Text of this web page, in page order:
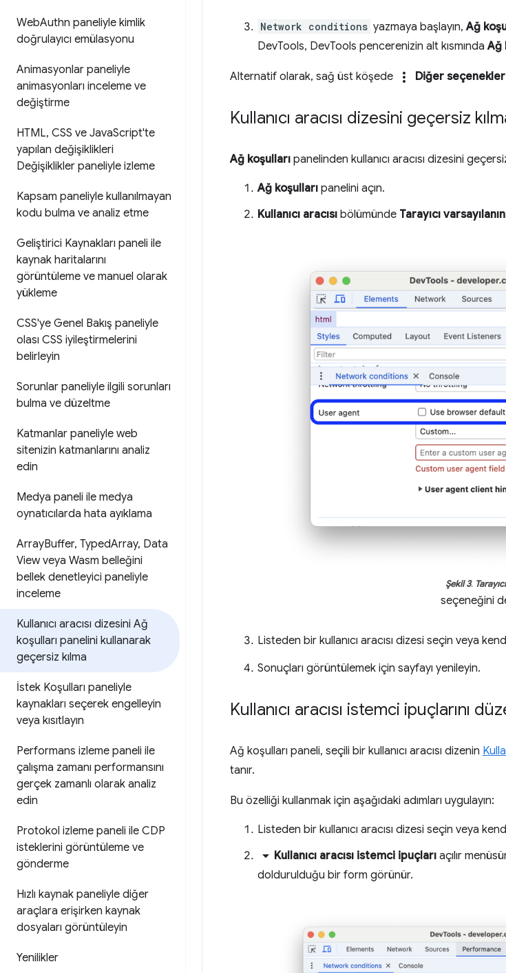
WebAuthn paneliyle kimlik
doğrulayıcı emülasyonu
Animasyonlar paneliyle
animasyonları inceleme ve
değiştirme
HTML, CSS ve JavaScript'te
yapılan değişiklikleri
Değişiklikler paneliyle izleme
Kapsam paneliyle kullanılmayan
kodu bulma ve analiz etme
Geliştirici Kaynakları paneli ile
kaynak haritalarını
görüntüleme ve manuel olarak
yükleme
CSS'ye Genel Bakış paneliyle
olası CSS iyileştirmelerini
belirleyin
Sorunlar paneliyle ilgili sorunları
bulma ve düzeltme
Katmanlar paneliyle web
sitenizin katmanlarını analiz
edin
Medya paneli ile medya
oynatıcılarda hata ayıklama
ArrayBuffer, TypedArray, Data
View veya Wasm belleğini
bellek denetleyici paneliyle
inceleme
Kullanıcı aracısı dizesini Ağ
koşulları panelini kullanarak
geçersiz kılma
İstek Koşulları paneliyle
kaynakları seçerek engelleyin
veya kısıtlayın
Performans izleme paneli ile
çalışma zamanı performansını
gerçek zamanlı olarak analiz
edin
Protokol izleme paneli ile CDP
isteklerini görüntüleme ve
gönderme
Hızlı kaynak paneliyle diğer
araçlara erişirken kaynak
dosyaları görüntüleyin
Yenilikler
Network conditions yazmaya başlayın,Ağ
DevTools, DevTools pencerenizin alt kısmındaAğ
Alternatif olarak, sağ üst köşede more_vert Diğer seçenekler
Kullanıcı aracısı dizesini geçersiz
Ağ koşulları panelinden kullanıcı aracısı dizesini
Ağ koşulları panelini açın.
Kullanıcı aracısı bölümünde Tarayıcı
Şekil 3.
seçeneğini
Listeden bir kullanıcı aracısı dizesi seçin veya
Sonuçları görüntülemek için sayfayı yenileyin.
Kullanıcı aracısı istemci ipuçlarını
Ağ koşulları paneli, seçili bir kullanıcı aracısı dizenin
tanır.
Bu özelliği kullanmak için aşağıdaki adımları uygulayın:
Listeden bir kullanıcı aracısı dizesi seçin veya
arrow_drop_down Kullanıcı aracısı istemci ipuçları açılır
doldurulduğu bir form görünür.